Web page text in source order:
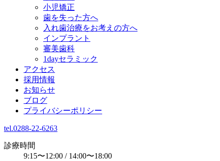
小児矯正
歯を失った方へ
入れ歯治療をお考えの方へ
インプラント
審美歯科
1dayセラミック
アクセス
採用情報
お知らせ
ブログ
プライバシーポリシー
tel.0288-22-6263
診療時間
9:15〜12:00 / 14:00〜18:00